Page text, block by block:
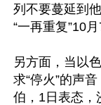
列不要蔓延到
“一再重复”10
另方面，当以
求“停火”的声
伯，1日表态，